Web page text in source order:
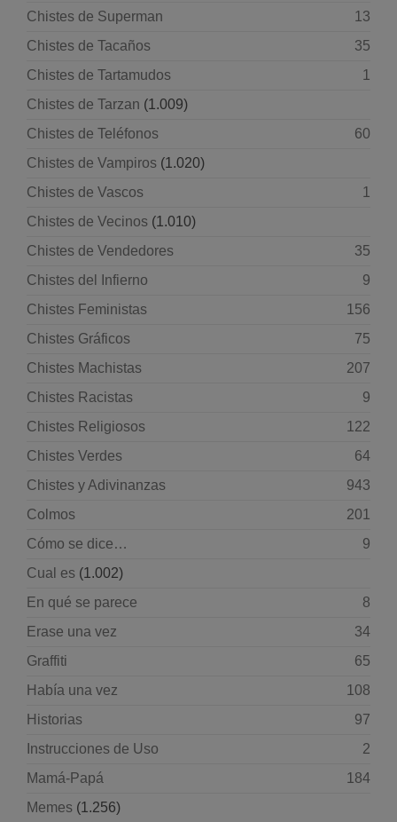
Chistes de Superman
13
Chistes de Tacaños
35
Chistes de Tartamudos
1
Chistes de Tarzan (1.009)
Chistes de Teléfonos
60
Chistes de Vampiros (1.020)
Chistes de Vascos
1
Chistes de Vecinos (1.010)
Chistes de Vendedores
35
Chistes del Infierno
9
Chistes Feministas
156
Chistes Gráficos
75
Chistes Machistas
207
Chistes Racistas
9
Chistes Religiosos
122
Chistes Verdes
64
Chistes y Adivinanzas
943
Colmos
201
Cómo se dice…
9
Cual es (1.002)
En qué se parece
8
Erase una vez
34
Graffiti
65
Había una vez
108
Historias
97
Instrucciones de Uso
2
Mamá-Papá
184
Memes (1.256)